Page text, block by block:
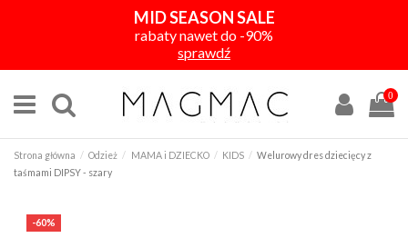
MID SEASON SALE
rabaty nawet do -90%
sprawdź
0
Strona główna Odzież MAMA i DZIECKO KIDS
Welurowy dres dziecięcy z
taśmami DIPSY - szary
-60%